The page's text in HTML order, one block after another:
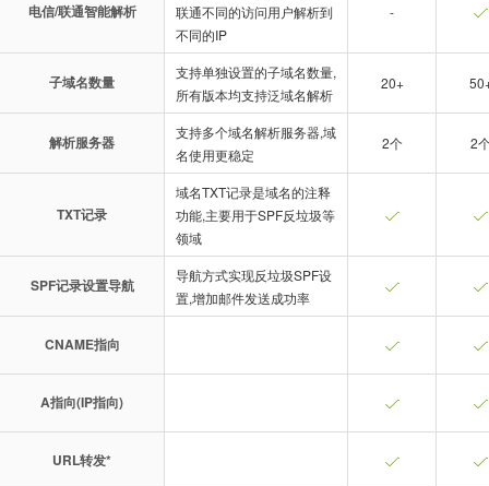
电信/联通智能解析
联通不同的访问用户解析到
不同的IP
-
子域名数量
支持单独设置的子域名数量,
所有版本均支持泛域名解析
20+
解析服务器
支持多个域名解析服务器,域
名使用更稳定
2个 2
TXT记录
域名TXT记录是域名的注释
功能,主要用于SPF反垃圾等
领域
SPF记录设置导航
导航方式实现反垃圾SPF设
置,增加邮件发送成功率
CNAME指向
A指向(IP指向)
URL转发*